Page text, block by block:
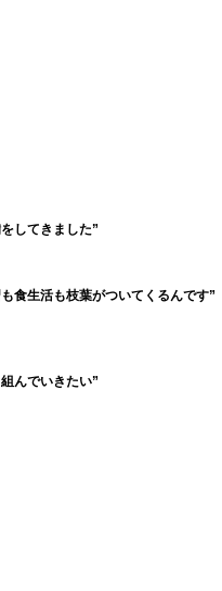
してきました”
食生活も枝葉がついてくるんです”
んでいきたい”